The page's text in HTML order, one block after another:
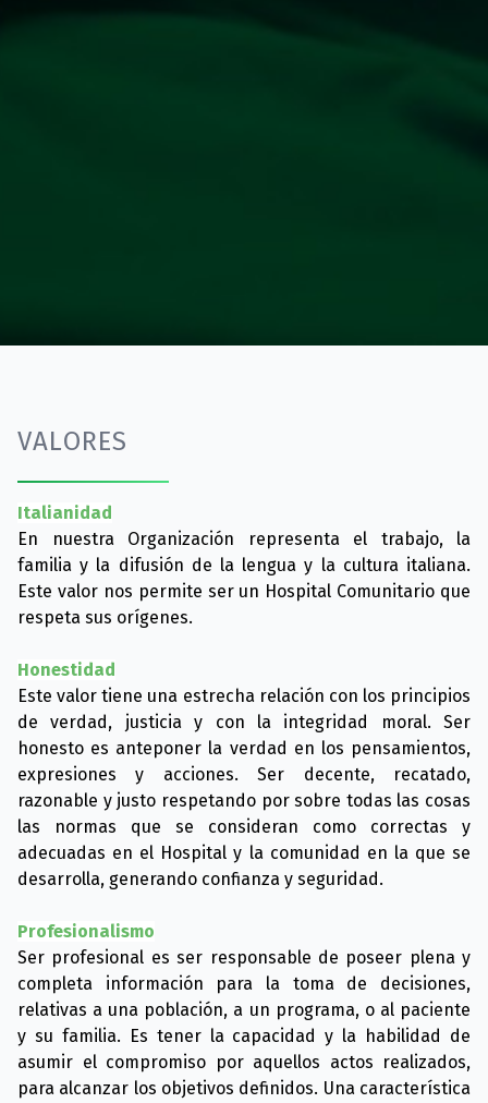
VALORES
Italianidad
En nuestra Organización representa el trabajo, la
familia y la difusión de la lengua y la cultura italiana.
Este valor nos permite ser un Hospital Comunitario que
respeta sus orígenes.
Honestidad
Este valor tiene una estrecha relación con los principios
de verdad, justicia y con la integridad moral. Ser
honesto es anteponer la verdad en los pensamientos,
expresiones y acciones. Ser decente, recatado,
razonable y justo respetando por sobre todas las cosas
las normas que se consideran como correctas y
adecuadas en el Hospital y la comunidad en la que se
desarrolla, generando confianza y seguridad.
Profesionalismo
Ser profesional es ser responsable de poseer plena y
completa información para la toma de decisiones,
relativas a una población, a un programa, o al paciente
y su familia. Es tener la capacidad y la habilidad de
asumir el compromiso por aquellos actos realizados,
para alcanzar los objetivos definidos. Una característica